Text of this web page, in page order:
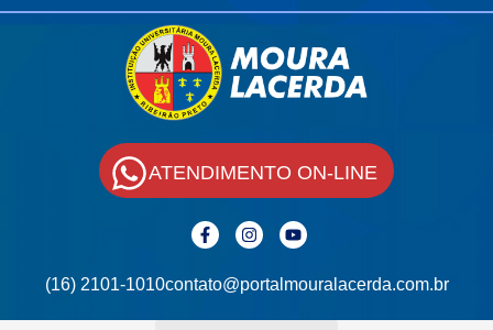
(16) 2101-1010contato@portalmouralacerda.com.br
ATENDIMENTO ON-LINE